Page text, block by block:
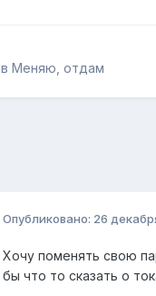
в Меняю, отдам
Опубликовано: 26
Хочу поменять свою
бы что то сказать о